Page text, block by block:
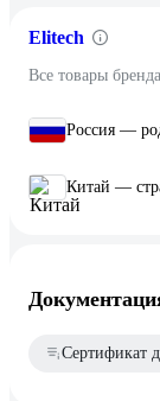
Elitech
Все товары бренда
Россия —
Китай —
Сертификат